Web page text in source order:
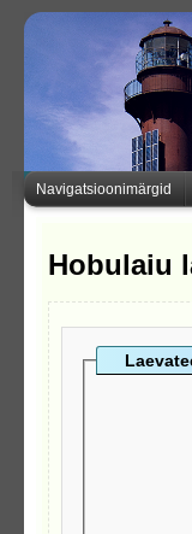
Navigatsioonimärgid
Hobulaiu